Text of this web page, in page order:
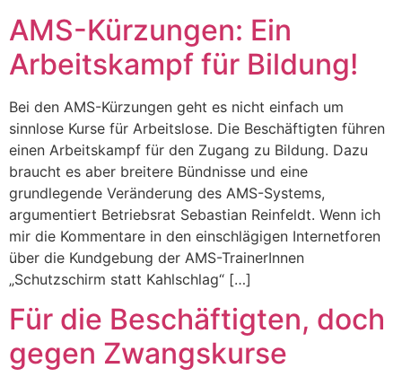
AMS-Kürzungen: Ein
Arbeitskampf für Bildung!
Bei den AMS-Kürzungen geht es nicht einfach um
sinnlose Kurse für Arbeitslose. Die Beschäftigten führen
einen Arbeitskampf für den Zugang zu Bildung. Dazu
braucht es aber breitere Bündnisse und eine
grundlegende Veränderung des AMS-Systems,
argumentiert Betriebsrat Sebastian Reinfeldt. Wenn ich
mir die Kommentare in den einschlägigen Internetforen
über die Kundgebung der AMS-TrainerInnen
„Schutzschirm statt Kahlschlag“ […]
Für die Beschäftigten, doch
gegen Zwangskurse